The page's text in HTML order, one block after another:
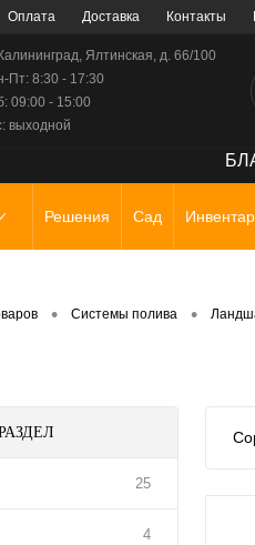
Оплата Доставка Контакты
Ялтинская, д. 66/100
Пт: 8:30 - 17:30
09:00 - 15:00
выходной
Решения Сад
• Системы полива •
25
4